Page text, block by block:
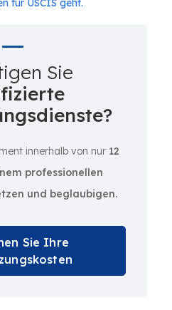
für USCIS geht.
Sie
innerhalb von nur 12
professionellen
und beglaubigen.
Sie Ihre